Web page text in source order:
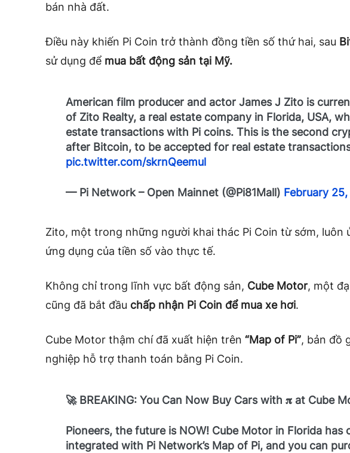
bán nhà đất.
Điều này khiến Pi Coin trở thành đồng tiền số thứ hai, sau
sử dụng để mua bất động sản tại Mỹ.
American film producer and actor James J Zito is
of Zito Realty, a real estate company in Florida, USA,
estate transactions with Pi coins. This is the second
after Bitcoin, to be accepted for real estate
pic.twitter.com/skrnQeemul
— Pi Network – Open Mainnet (@Pi81Mall) February
Zito, một trong những người khai thác Pi Coin từ sớm, luôn
ứng dụng của tiền số vào thực tế.
Không chỉ trong lĩnh vực bất động sản, Cube Motor, một
cũng đã bắt đầu chấp nhận Pi Coin để mua xe hơi.
Cube Motor thậm chí đã xuất hiện trên “Map of Pi”, bản đồ
nghiệp hỗ trợ thanh toán bằng Pi Coin.
🚀 BREAKING: You Can Now Buy Cars with 𝛑 at Cube
Pioneers, the future is NOW! Cube Motor in Florida has
integrated with Pi Network’s Map of Pi, and you can